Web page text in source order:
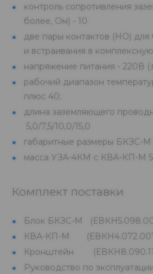
контроль сопротивления
более, Ом) - 10
две пары контактов (НО) для
и встраивания в
напряжение питания - 220В
рабочий диапазон
плюс 40;
длина заземляющего
5,0/7,5/10,0/15,0
габаритные размеры БКЗС-М
масса УЗА-4КМ с КВА-КП-М
Комплект поставки
Блок БКЗС-М
КВА-КП-М
Кронштейн
Руководство по